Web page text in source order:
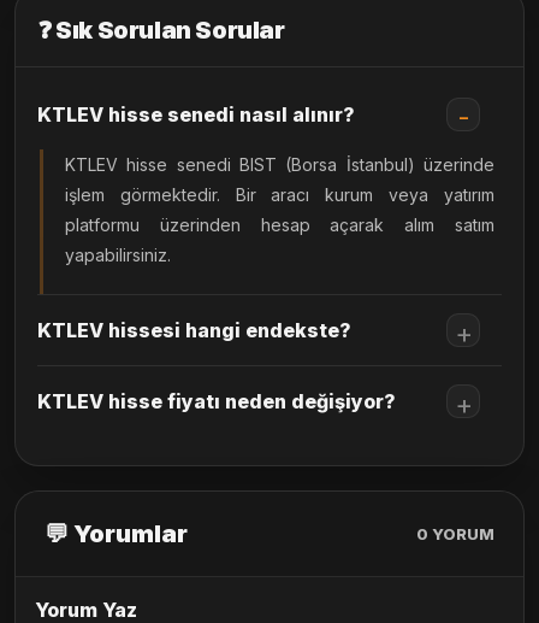
❓ Sık Sorulan Sorular
KTLEV hisse senedi nasıl alınır?
KTLEV hisse senedi BIST (Borsa İstanbul) üzerinde
işlem görmektedir. Bir aracı kurum veya yatırım
platformu üzerinden hesap açarak alım satım
yapabilirsiniz.
KTLEV hissesi hangi endekste?
KTLEV hisse fiyatı neden değişiyor?
💬 Yorumlar 0 YORUM
Yorum Yaz